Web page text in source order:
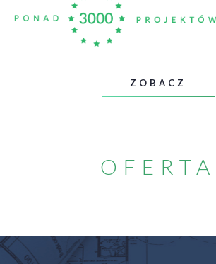
ZOBACZ
OFERTA